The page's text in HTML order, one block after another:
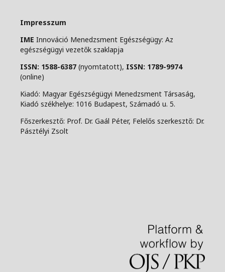
Impresszum
IME Innováció Menedzsment Egészségügy: Az
egészségügyi vezetők szaklapja
ISSN: 1588-6387 (nyomtatott), ISSN: 1789-9974
(online)
Kiadó: Magyar Egészségügyi Menedzsment Társaság,
Kiadó székhelye: 1016 Budapest, Számadó u. 5.
Főszerkesztő: Prof. Dr. Gaál Péter, Felelős szerkesztő: Dr.
Pásztélyi Zsolt